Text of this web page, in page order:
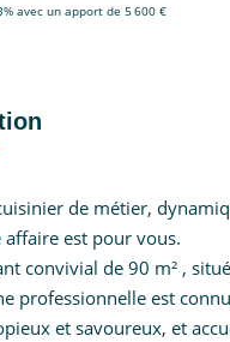
avec un apport de 5 600 €
de métier,
affaire est pour vous.
convivial de 90 m² ,
professionnelle est
et savoureux, et